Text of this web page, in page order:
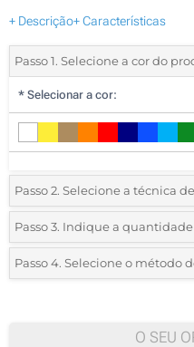
+ Descrição+ Características
Passo 1. Selecione a cor do
* Selecionar a cor:
Passo 2. Selecione a técnica
*Selecione o tipo de marcação
1 Cor (Num lado)
Passo 3. Indique a quantidade
*Pedido mínimo 5 (total de
Passo 4. Selecione o método
O SEU